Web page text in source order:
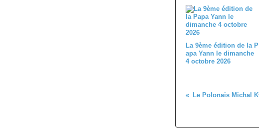
La 9ème édition de la P
apa Yann le dimanche
4 octobre 2026